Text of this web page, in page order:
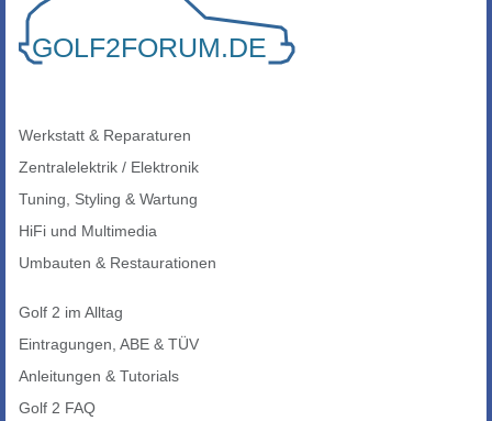
Werkstatt & Reparaturen
Zentralelektrik / Elektronik
Tuning, Styling & Wartung
HiFi und Multimedia
Umbauten & Restaurationen
Golf 2 im Alltag
Eintragungen, ABE & TÜV
Anleitungen & Tutorials
Golf 2 FAQ